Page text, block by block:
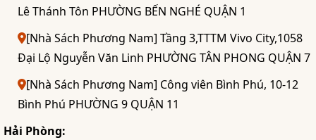
Lê Thánh Tôn PHƯỜNG BẾN NGHÉ QUẬN 1
[Nhà Sách Phương Nam] Tầng 3,TTTM Vivo City,1058
Đại Lộ Nguyễn Văn Linh PHƯỜNG TÂN PHONG QUẬN 7
[Nhà Sách Phương Nam] Công viên Bình Phú, 10-12
Bình Phú PHƯỜNG 9 QUẬN 11
Hải Phòng: